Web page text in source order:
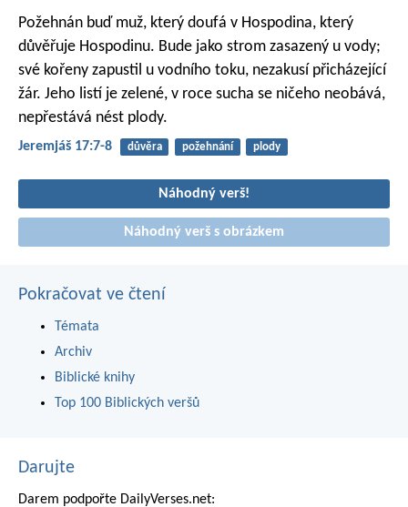
Požehnán buď muž, který doufá v Hospodina, který
důvěřuje Hospodinu. Bude jako strom zasazený u vody;
své kořeny zapustil u vodního toku, nezakusí přicházející
žár. Jeho listí je zelené, v roce sucha se ničeho neobává,
nepřestává nést plody.
Jeremjáš 17:7-8 důvěra požehnání plody
Náhodný verš!
Náhodný verš s obrázkem
Pokračovat ve čtení
Témata
Archiv
Biblické knihy
Top 100 Biblických veršů
Darujte
Darem podpořte DailyVerses.net: